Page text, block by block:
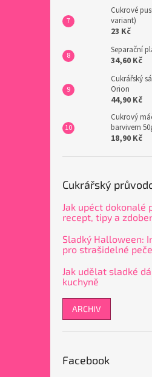
Cukrové
variant)
23 Kč
Separační
34,60 Kč
Cukrářský
Orion
44,90 Kč
Cukrový
barvivem
18,90 Kč
Cukrářský
Jak upéct dokonalé
recept, tipy a
Sladký Halloween:
pro strašidelné
Jak udělat sladké
kuchyně
ARCHIV
Facebook